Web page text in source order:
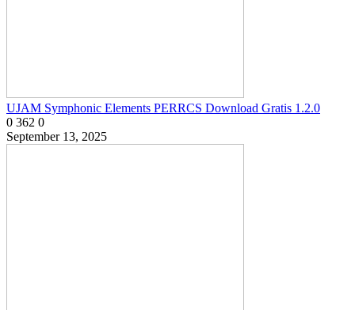
UJAM Symphonic Elements PERRCS Download Gratis 1.2.0
0 362 0
September 13, 2025